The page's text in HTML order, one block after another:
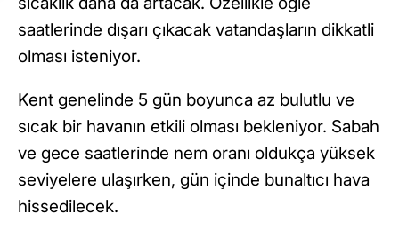
saatlerinde dışarı çıkacak vatandaşların dikkatli
olması isteniyor.
Kent genelinde 5 gün boyunca az bulutlu ve
sıcak bir havanın etkili olması bekleniyor. Sabah
ve gece saatlerinde nem oranı oldukça yüksek
seviyelere ulaşırken, gün içinde bunaltıcı hava
hissedilecek.